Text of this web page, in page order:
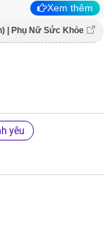
Xem thêm
| Phụ Nữ Sức Khỏe
yêu